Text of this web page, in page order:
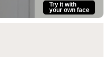
Try it with
your own face